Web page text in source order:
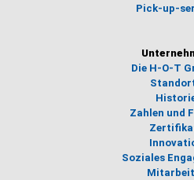
Pick-up-
Die H-O-T
Zahlen und
Soziales